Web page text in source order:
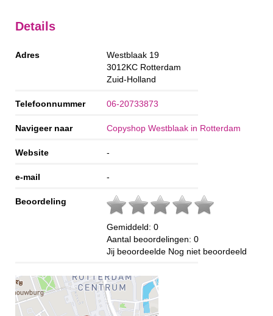
Details
Adres
Westblaak 19
3012KC Rotterdam
Zuid-Holland
Telefoonnummer 06-20733873
Navigeer naar Copyshop Westblaak in Rotterdam
Website -
e-mail -
Beoordeling
Gemiddeld: 0
Aantal beoordelingen: 0
Jij beoordeelde Nog niet beoordeeld